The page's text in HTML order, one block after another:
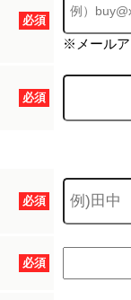
必須
※メールア
必須
必須
必須